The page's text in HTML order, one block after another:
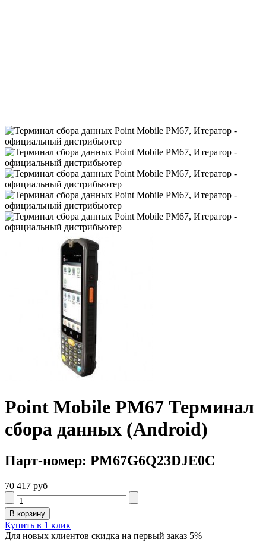
Point Mobile PM67 Терминал
сбора данных (Android)
Парт-номер: PM67G6Q23DJE0C
70 417 руб
Купить в 1 клик
Для новых клиентов скидка на первый заказ 5%